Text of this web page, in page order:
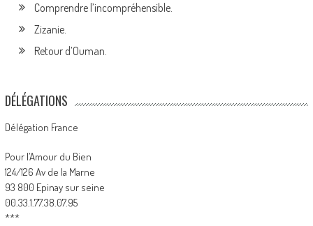
Comprendre l’incompréhensible.
Zizanie.
Retour d’Ouman.
DÉLÉGATIONS
Délégation France
Pour l’Amour du Bien
124/126 Av de la Marne
93 800 Epinay sur seine
00.33.1.77.38.07.95
***